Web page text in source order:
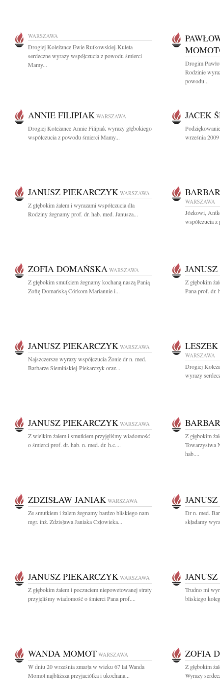
WARSZAWA
Drogiej Koleżance Ewie Rutkowskiej-Kuleta
serdeczne wyrazy współczucia z powodu śmierci
Mamy...
Drogim
Rodzinie
powodu...
ANNIE FILIPIAK WARSZAWA
Drogiej Koleżance Annie Filipiak wyrazy głębokiego
współczucia z powodu śmierci Mamy...
JACEK
września
JANUSZ PIEKARCZYK WARSZAWA
Z głębokim żalem i wyrazami współczucia dla
Rodziny żegnamy prof. dr. hab. med. Janusza...
WARSZAWA
Józkowi,
współczucia
ZOFIA DOMAŃSKA WARSZAWA
Z głębokim smutkiem żegnamy kochaną naszą Panią
Zofię Domańską Córkom Mariannie i...
Z głębokim
Pana prof. dr.
JANUSZ PIEKARCZYK WARSZAWA
Najszczersze wyrazy współczucia Żonie dr n. med.
Barbarze Siemińskiej-Piekarczyk oraz...
WARSZAWA
Drogiej
wyrazy
JANUSZ PIEKARCZYK WARSZAWA
Z wielkim żalem i smutkiem przyjęliśmy wiadomość
o śmierci prof. dr. hab. n. med. dr. h.c....
Z głębokim
Towarzystwa
hab....
ZDZISŁAW JANIAK WARSZAWA
Ze smutkiem i żalem żegnamy bardzo bliskiego nam
mgr. inż. Zdzisława Janiaka Człowieka...
Dr n. med.
składamy
JANUSZ PIEKARCZYK WARSZAWA
Z głębokim żalem i poczuciem niepowetowanej straty
przyjęliśmy wiadomość o śmierci Pana prof....
Trudno mi
bliskiego
WANDA MOMOT WARSZAWA
W dniu 20 września zmarła w wieku 67 lat Wanda
Momot najbliższa przyjaciółka i ukochana...
ZOFIA
Z głębokim
Wyrazy